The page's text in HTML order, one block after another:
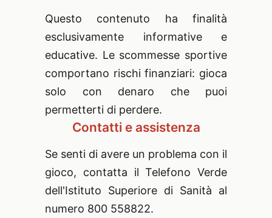
Questo contenuto ha finalità
esclusivamente informative e
educative. Le scommesse sportive
comportano rischi finanziari: gioca
solo con denaro che puoi
permetterti di perdere.
Contatti e assistenza
Se senti di avere un problema con il
gioco, contatta il Telefono Verde
dell'Istituto Superiore di Sanità al
numero 800 558822.